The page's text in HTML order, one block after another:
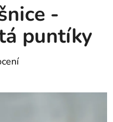
-
puntíky